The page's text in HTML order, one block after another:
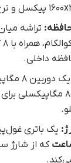
تراشه
داخلی.
یک
یک دوربین ۸
یک باتری